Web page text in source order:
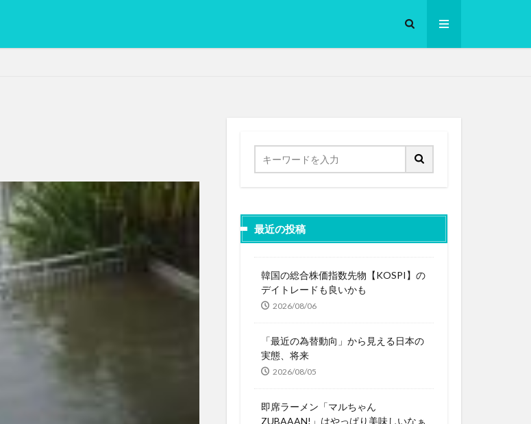
最近の投稿
韓国の総合株価指数先物【KOSPI】の
デイトレードも良いかも
2026/08/06
「最近の為替動向」から見える日本の
実態、将来
2026/08/05
即席ラーメン「マルちゃん
ZUBAAAN!」はやっぱり美味しいなぁ
検索